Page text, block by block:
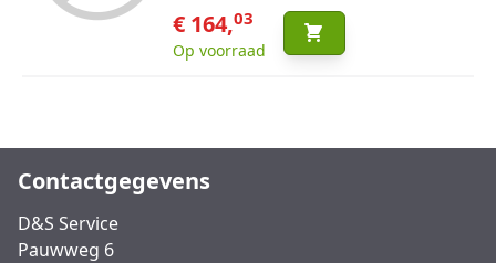
€ 164,03
Op voorraad
Contactgegevens
D&S Service
Pauwweg 6